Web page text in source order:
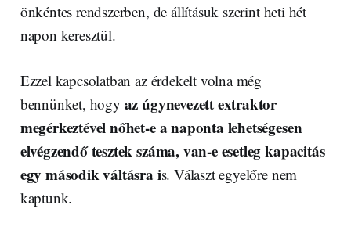
önkéntes rendszerben, de állításuk szerint heti hét
napon keresztül.
Ezzel kapcsolatban az érdekelt volna még
bennünket, hogy az úgynevezett extraktor
megérkeztével nőhet-e a naponta lehetségesen
elvégzendő tesztek száma, van-e esetleg kapacitás
egy második váltásra is. Választ egyelőre nem
kaptunk.